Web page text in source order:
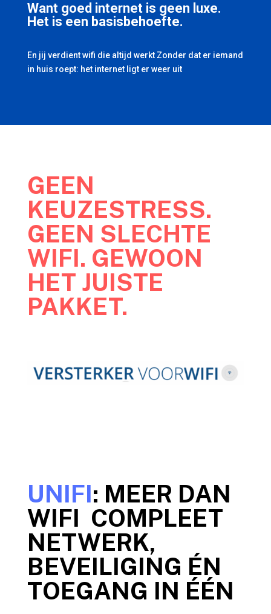
Want goed internet is geen luxe.
Het is een basisbehoefte.
En jij verdient wifi die altijd werkt Zonder dat er iemand
in huis roept: het internet ligt er weer uit
GEEN
KEUZESTRESS.
GEEN SLECHTE
WIFI. GEWOON
HET JUISTE
PAKKET.
UNIFI: MEER DAN
WIFI COMPLEET
NETWERK,
BEVEILIGING ÉN
TOEGANG IN ÉÉN